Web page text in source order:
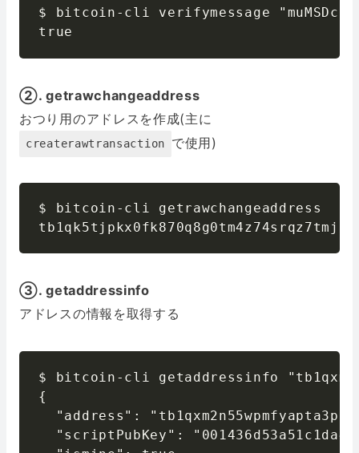
$ bitcoin-cli verifymessage
true
②. getrawchangeaddress
おつり用のアドレスを作成(主に
createrawtransaction で使用)
$ bitcoin-cli getrawchangeaddress
③. getaddressinfo
アドレスの情報を取得する
$ bitcoin-cli getaddressinfo
{
"address":
"scriptPubKey":